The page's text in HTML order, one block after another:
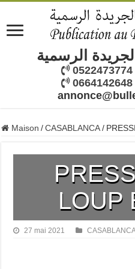
الرسمية
0522473774
0664142648
Maison / CASABLANCA /
LOUP
27 mai 2021